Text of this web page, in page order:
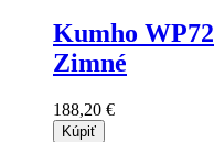
Kumho WP72
Zimné
188,20 €
Kúpiť